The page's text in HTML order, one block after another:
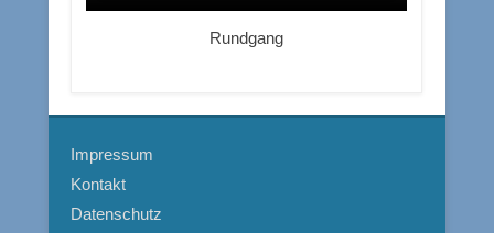
Rundgang
Impressum
Kontakt
Datenschutz